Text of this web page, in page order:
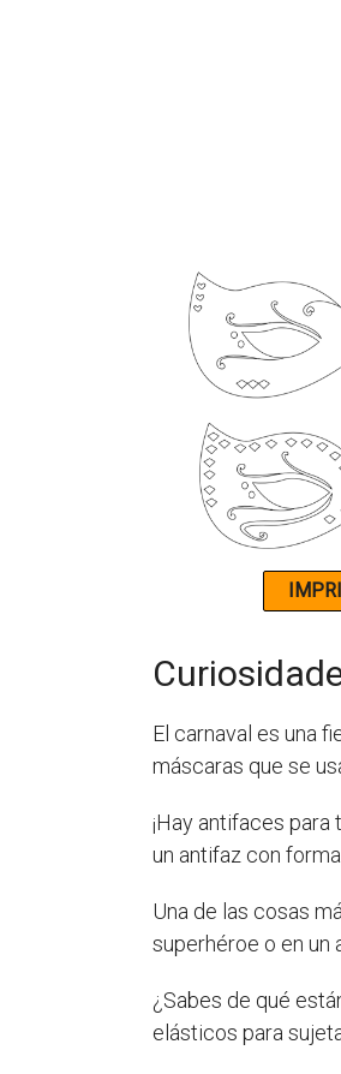
El carnaval es una
máscaras que se
¡Hay antifaces
un antifaz con
Una de las cosas
superhéroe o en un
¿Sabes de qué
elásticos para